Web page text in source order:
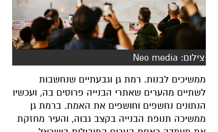
צילום: Neo media
ממשיכים לבנות. רמת גן וגבעתיים שנחשבות
לשתיים מהערים שאתרי הבנייה פרוסים בה, ועכשיו
הנתונים נחשפים וחושפים את האמת. ברמת גן
ממשיכה תנופת הבנייה בקצב גבוה, והעיר מחזקת